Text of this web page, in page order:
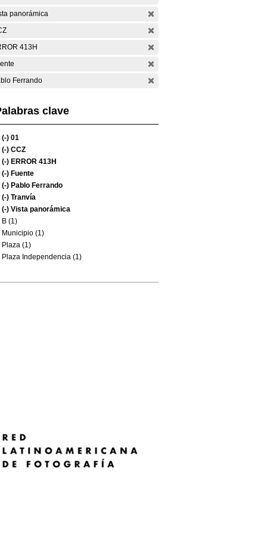
panorámica
413H
Ferrando
clave
(-) 01
(-) CCZ
(-) ERROR 413H
(-) Fuente
(-) Pablo Ferrando
(-) Tranvía
(-) Vista panorámica
B (1)
Municipio (1)
Plaza (1)
Plaza Independencia (1)